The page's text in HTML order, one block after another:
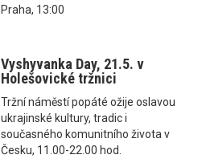
Praha, 13:00
Vyshyvanka Day, 21.5. v
Holešovické tržnici
Tržní náměstí popáté ožije oslavou
ukrajinské kultury, tradic i
současného komunitního života v
Česku, 11.00-22.00 hod.